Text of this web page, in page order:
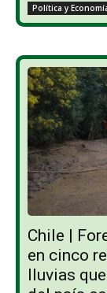
Política y
Chile |
en cinco
lluvias